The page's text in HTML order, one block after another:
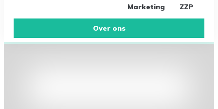
Marketing
ZZP
Over ons